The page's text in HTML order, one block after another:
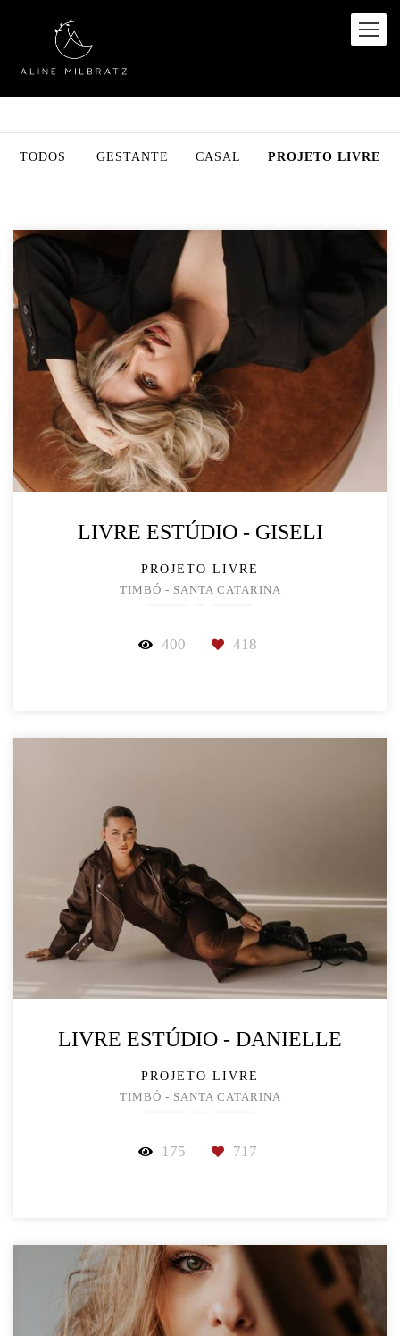
TODOS GESTANTE CASAL PROJETO LIVRE
LIVRE ESTÚDIO - GISELI
PROJETO LIVRE
TIMBÓ - SANTA CATARINA
400 418
LIVRE ESTÚDIO - DANIELLE
PROJETO LIVRE
TIMBÓ - SANTA CATARINA
175 717